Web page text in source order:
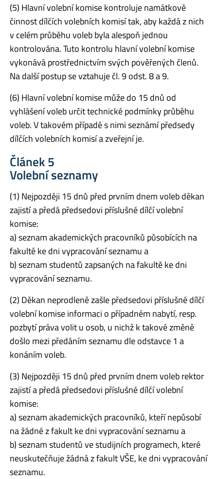
(5) Hlavní volební komise kontroluje namátkově
činnost dílčích volebních komisí tak, aby každá z nich
v celém průběhu voleb byla alespoň jednou
kontrolována. Tuto kontrolu hlavní volební komise
vykonává prostřednictvím svých pověřených členů.
Na další postup se vztahuje čl. 9 odst. 8 a 9.
(6) Hlavní volební komise může do 15 dnů od
vyhlášení voleb určit technické podmínky průběhu
voleb. V takovém případě s nimi seznámí předsedy
dílčích volebních komisí a zveřejní je.
Článek 5
Volební seznamy
(1) Nejpozději 15 dnů před prvním dnem voleb děkan
zajistí a předá předsedovi příslušné dílčí volební
komise:
a) seznam akademických pracovníků působících na
fakultě ke dni vypracování seznamu a
b) seznam studentů zapsaných na fakultě ke dni
vypracování seznamu.
(2) Děkan neprodleně zašle předsedovi příslušné dílčí
volební komise informaci o případném nabytí, resp.
pozbytí práva volit u osob, u nichž k takové změně
došlo mezi předáním seznamu dle odstavce 1 a
konáním voleb.
(3) Nejpozději 15 dnů před prvním dnem voleb rektor
zajistí a předá předsedovi příslušné dílčí volební
komise:
a) seznam akademických pracovníků, kteří nepůsobí
na žádné z fakult ke dni vypracování seznamu a
b) seznam studentů ve studijních programech, které
neuskutečňuje žádná z fakult VŠE, ke dni vypracování
seznamu.